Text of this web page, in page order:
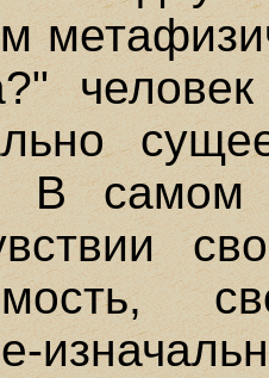
человек
В самом